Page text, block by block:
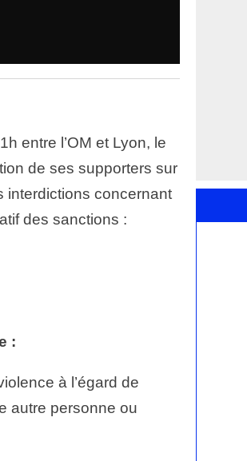
entre l’OM et Lyon, le
de ses supporters sur
interdictions concernant
des sanctions :
:
à l’égard de
autre personne ou